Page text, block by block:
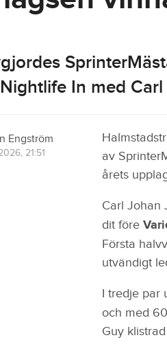
In med
Engström
21:51
av
årets
Carl Johan
dit före
Första
utvändigt
I tredje par
och med
Guy